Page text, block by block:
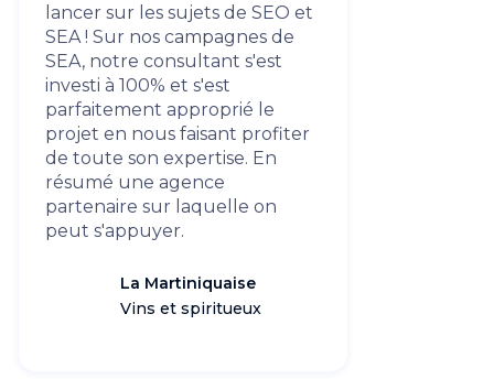
lancer sur les sujets de SEO et
SEA ! Sur nos campagnes de
SEA, notre consultant s'est
investi à 100% et s'est
parfaitement approprié le
projet en nous faisant profiter
de toute son expertise. En
résumé une agence
partenaire sur laquelle on
peut s'appuyer.
La Martiniquaise
Vins et spiritueux